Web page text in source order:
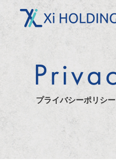
ライバシーポリシー
プライバシーポリシー